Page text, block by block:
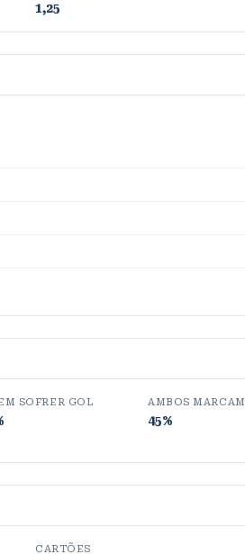
1,25
SOFRER GOL AMBOS MARCAM
45%
CARTÕES